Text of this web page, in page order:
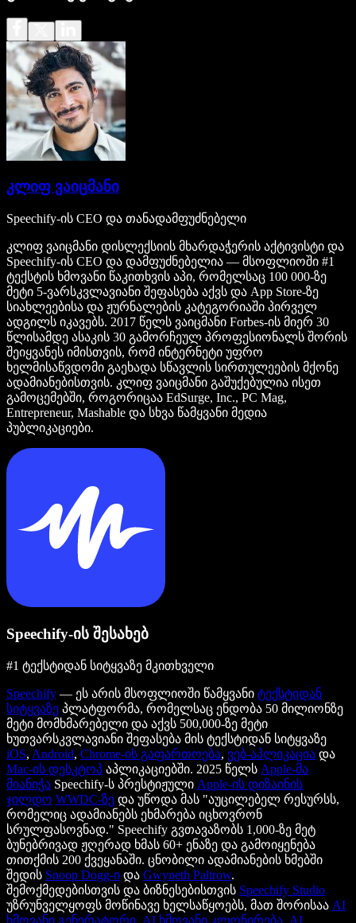
კლიფ ვაიცმანი
Speechify-ის CEO და თანადამფუძნებელი
კლიფ ვაიცმანი დისლექსიის მხარდაჭერის აქტივისტი და
Speechify-ის CEO და დამფუძნებელია — მსოფლიოში #1
ტექსტის ხმოვანი წაკითხვის აპი, რომელსაც 100 000-ზე
მეტი 5-ვარსკვლავიანი შეფასება აქვს და App Store-ზე
სიახლეებისა და ჟურნალების კატეგორიაში პირველ
ადგილს იკავებს. 2017 წელს ვაიცმანი Forbes-ის მიერ 30
წლისამდე ასაკის 30 გამორჩეულ პროფესიონალს შორის
შეიყვანეს იმისთვის, რომ ინტერნეტი უფრო
ხელმისაწვდომი გაეხადა სწავლის სირთულეების მქონე
ადამიანებისთვის. კლიფ ვაიცმანი გაშუქებულია ისეთ
გამოცემებში, როგორიცაა EdSurge, Inc., PC Mag,
Entrepreneur, Mashable და სხვა წამყვანი მედია
პუბლიკაციები.
Speechify-ის შესახებ
#1 ტექსტიდან სიტყვაზე მკითხველი
Speechify — ეს არის მსოფლიოში წამყვანი ტექსტიდან
სიტყვაზე პლატფორმა, რომელსაც ენდობა 50 მილიონზე
მეტი მომხმარებელი და აქვს 500,000-ზე მეტი
ხუთვარსკვლავიანი შეფასება მის ტექსტიდან სიტყვაზე
iOS, Android, Chrome-ის გაფართოება, ვებ-აპლიკაცია და
Mac-ის დესკტოპ აპლიკაციებში. 2025 წელს Apple-მა
მიანიჭა Speechify-ს პრესტიჟული Apple-ის დიზაინის
ჯილდო WWDC-ზე და უწოდა მას "აუცილებელ რესურსს,
რომელიც ადამიანებს ეხმარება იცხოვრონ
სრულფასოვნად." Speechify გვთავაზობს 1,000-ზე მეტ
ბუნებრივად ჟღერად ხმას 60+ ენაზე და გამოიყენება
თითქმის 200 ქვეყანაში. ცნობილი ადამიანების ხმებში
შედის Snoop Dogg-ი და Gwyneth Paltrow.
შემოქმედებისთვის და ბიზნესებისთვის Speechify Studio
უზრუნველყოფს მოწინავე ხელსაწყოებს, მათ შორისაა AI
ხმოვანი გენერატორი, AI ხმოვანი კლონირება, AI